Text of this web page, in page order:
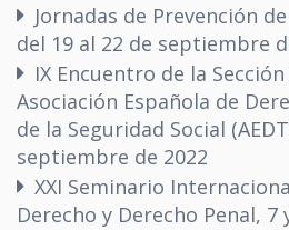
Jornadas de Prevención
del 19 al 22 de septiembre
IX Encuentro de la
Asociación Española de
de la Seguridad Social
septiembre de 2022
XXI Seminario
Derecho y Derecho Penal, 7